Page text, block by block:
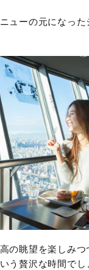
ューの元になった
の眺望を楽しみつ
う贅沢な時間でし